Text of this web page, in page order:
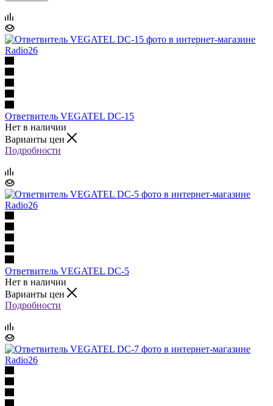
Ответвитель VEGATEL DC-15
Нет в наличии
Варианты цен
Подробности
Ответвитель VEGATEL DC-5
Нет в наличии
Варианты цен
Подробности